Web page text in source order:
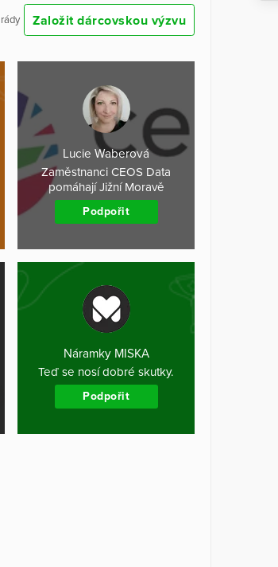
Založit dárcovskou výzvu
Lucie Waberová
Zaměstnanci CEOS Data
pomáhají Jižní Moravě
Podpořit
Náramky MISKA
Teď se nosí dobré skutky.
Podpořit